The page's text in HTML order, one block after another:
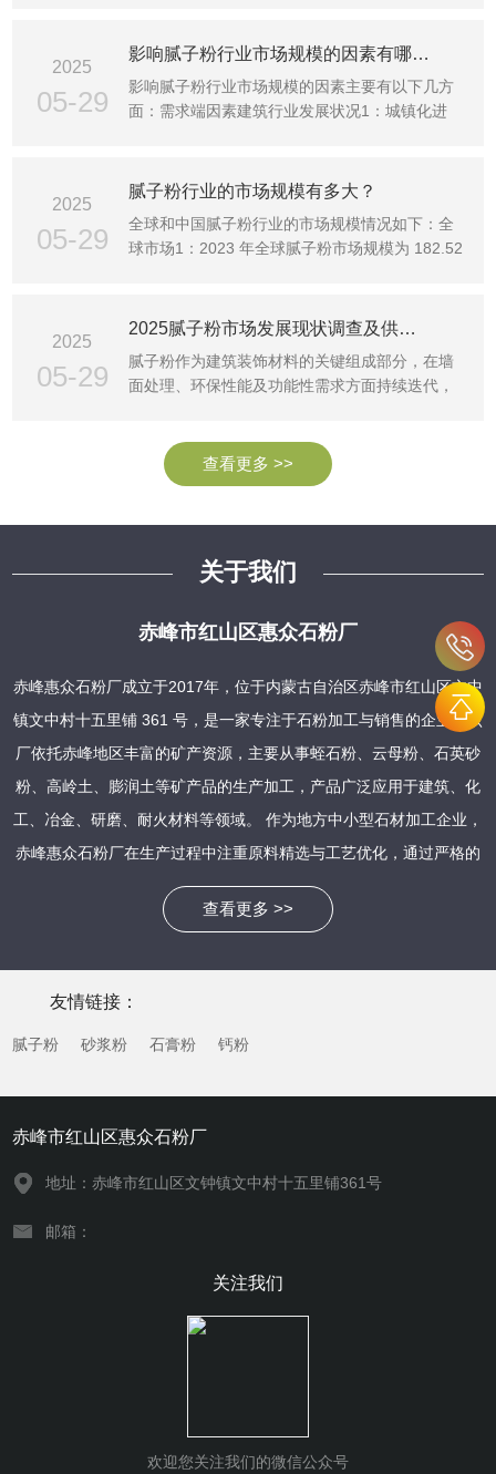
2025
05-29
影响腻子粉行业市场规模的因素有哪些、
影响腻子粉行业市场规模的因素主要有以下几方
面：需求端因素建筑行业发展状况1：城镇化进
2025
05-29
腻子粉行业的市场规模有多大？
全球和中国腻子粉行业的市场规模情况如下：全
球市场1：2023 年全球腻子粉市场规模为 182.52
2025
05-29
2025腻子粉市场发展现状调查及供需格局、竞争格局分析
腻子粉作为建筑装饰材料的关键组成部分，在墙
面处理、环保性能及功能性需求方面持续迭代，
查看更多 >>
关于我们
赤峰市红山区惠众石粉厂
赤峰惠众石粉厂成立于2017年，位于内蒙古自治区赤峰市红山区文中
镇文中村十五里铺 361 号，是一家专注于石粉加工与销售的企业。该
厂依托赤峰地区丰富的矿产资源，主要从事蛭石粉、云母粉、石英砂
粉、高岭土、膨润土等矿产品的生产加工，产品广泛应用于建筑、化
工、冶金、研磨、耐火材料等领域。 作为地方中小型石材加工企业，
赤峰惠众石粉厂在生产过程中注重原料精选与工艺优化，通过严格的
质量管控确保产品稳定性。其石粉产品具有粒度均匀、纯度高、活性
强等特点，能够满足不同行业客户的需求，例如作为建筑材料中的填
查看更多 >>
友情链接：
腻子粉 砂浆粉 石膏粉 钙粉
赤峰市红山区惠众石粉厂
地址：赤峰市红山区文钟镇文中村十五里铺361号
邮箱：
关注我们
欢迎您关注我们的微信公众号